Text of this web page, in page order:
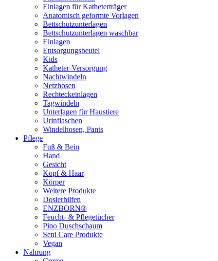
Einlagen für Katheterträger
Anatomisch geformte Vorlagen
Bettschutzunterlagen
Bettschutzunterlagen waschbar
Einlagen
Entsorgungsbeutel
Kids
Katheter-Versorgung
Nachtwindeln
Netzhosen
Rechteckeinlagen
Tagwindeln
Unterlagen für Haustiere
Urinflaschen
Windelhosen, Pants
Pflege
Fuß & Bein
Hand
Gesicht
Kopf & Haar
Körper
Weitere Produkte
Dosierhilfen
ENZBORN®
Feucht- & Pflegetücher
Pino Duschschaum
Seni Care Produkte
Vegan
Nahrung